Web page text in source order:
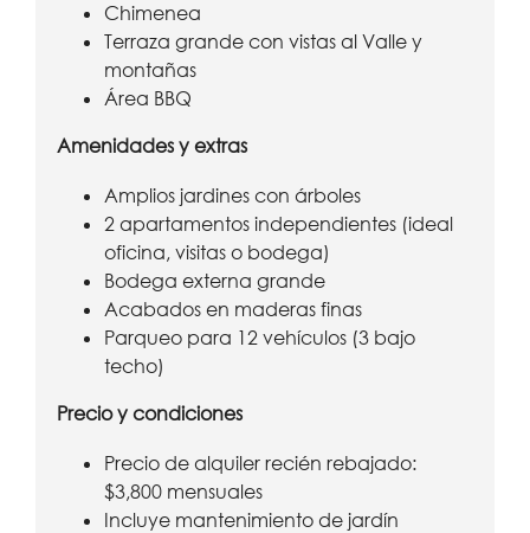
Chimenea
Terraza grande con vistas al Valle y
montañas
Área BBQ
Amenidades y extras
Amplios jardines con árboles
2 apartamentos independientes (ideal
oficina, visitas o bodega)
Bodega externa grande
Acabados en maderas finas
Parqueo para 12 vehículos (3 bajo
techo)
Precio y condiciones
Precio de alquiler recién rebajado:
$3,800 mensuales
Incluye mantenimiento de jardín